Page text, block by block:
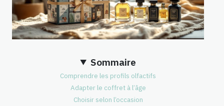
Sommaire
Comprendre les profils olfactifs
Adapter le coffret à l’âge
Choisir selon l’occasion